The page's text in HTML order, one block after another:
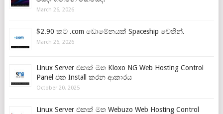
March 26, 2026
$2.90 කට .com ඩොමේනයක් Spaceship වෙතින්.
March 26, 2026
Linux Server එකක් මත Kloxo NG Web Hosting Control
Panel එක Install කරන ආකාරය
October 20, 2025
Linux Server එකක් මත Webuzo Web Hosting Control